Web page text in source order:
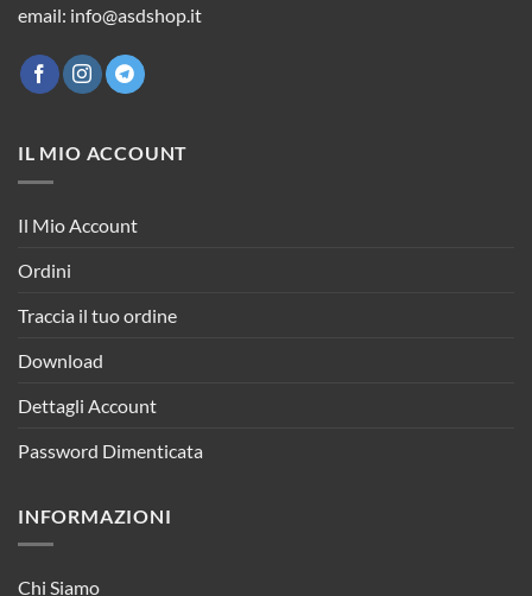
email: info@asdshop.it
IL MIO ACCOUNT
Il Mio Account
Ordini
Traccia il tuo ordine
Download
Dettagli Account
Password Dimenticata
INFORMAZIONI
Chi Siamo